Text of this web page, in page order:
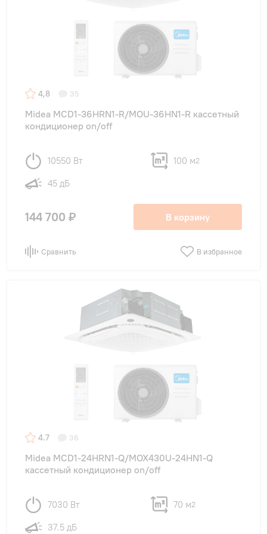
4,8 35
Midea MCD1-36HRN1-R/MOU-36HN1-R кассетный
кондиционер on/off
10550 Вт 100 м2
45 дБ
144 700 ₽ В корзину
Сравнить В избранное
4.7 36
Midea MCD1-24HRN1-Q/MOX430U-24HN1-Q
кассетный кондиционер on/off
7030 Вт 70 м2
37.5 дБ